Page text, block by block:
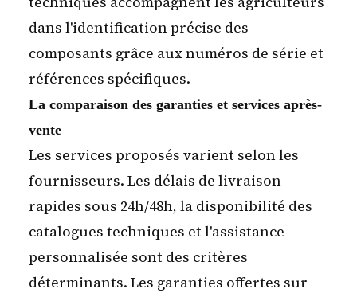
dans l'identification précise des
composants grâce aux numéros de série et
références spécifiques.
La comparaison des garanties et services après-
vente
Les services proposés varient selon les
fournisseurs. Les délais de livraison
rapides sous 24h/48h, la disponibilité des
catalogues techniques et l'assistance
personnalisée sont des critères
déterminants. Les garanties offertes sur